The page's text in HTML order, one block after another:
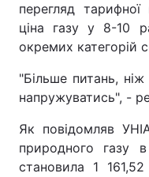
перегляд
ціна газу у 8-10
окремих категорій
"Більше питань,
напружуватись", -
Як повідомляв
природного газу
становила 1